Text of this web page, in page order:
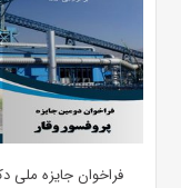
فراخوان جایزه ملی